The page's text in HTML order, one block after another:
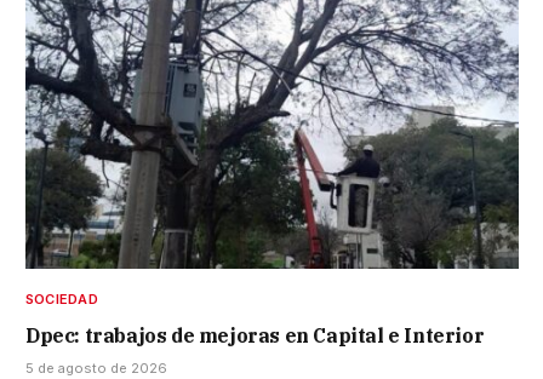
SOCIEDAD
Dpec: trabajos de mejoras en Capital e Interior
5 de agosto de 2026